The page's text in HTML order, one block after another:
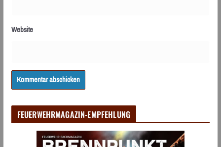
Website
FEUERWEHRMAGAZIN-EMPFEHLUNG